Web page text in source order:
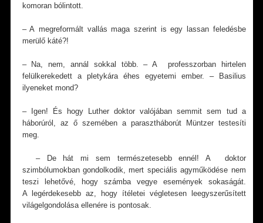
komoran bólintott.
– A megreformált vallás maga szerint is egy lassan feledésbe
merülő káté?!
– Na, nem, annál sokkal több. – A professzorban hirtelen
felülkerekedett a pletykára éhes egyetemi ember. – Basilius
ilyeneket mond?
– Igen! És hogy Luther doktor valójában semmit sem tud a
háborúról, az ő szemében a parasztháborút Müntzer testesíti
meg.
– De hát mi sem természetesebb ennél! A doktor
szimbólumokban gondolkodik, mert speciális agyműködése nem
teszi lehetővé, hogy számba vegye események sokaságát.
A legérdekesebb az, hogy ítéletei végletesen leegyszerűsített
világelgondolása ellenére is pontosak.